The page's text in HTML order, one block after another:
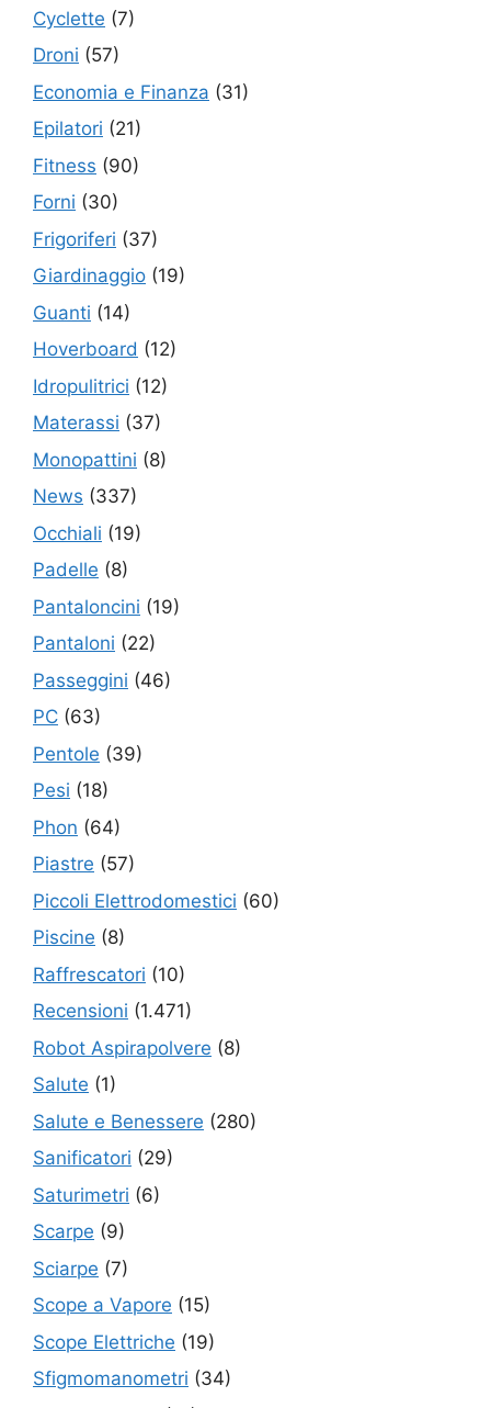
Cyclette (7)
Droni (57)
Economia e Finanza (31)
Epilatori (21)
Fitness (90)
Forni (30)
Frigoriferi (37)
Giardinaggio (19)
Guanti (14)
Hoverboard (12)
Idropulitrici (12)
Materassi (37)
Monopattini (8)
News (337)
Occhiali (19)
Padelle (8)
Pantaloncini (19)
Pantaloni (22)
Passeggini (46)
PC (63)
Pentole (39)
Pesi (18)
Phon (64)
Piastre (57)
Piccoli Elettrodomestici (60)
Piscine (8)
Raffrescatori (10)
Recensioni (1.471)
Robot Aspirapolvere (8)
Salute (1)
Salute e Benessere (280)
Sanificatori (29)
Saturimetri (6)
Scarpe (9)
Sciarpe (7)
Scope a Vapore (15)
Scope Elettriche (19)
Sfigmomanometri (34)